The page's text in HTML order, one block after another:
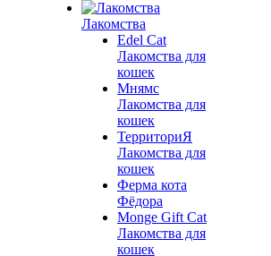
Лакомства
Edel Cat
Лакомства для
кошек
Мнямс
Лакомства для
кошек
ТерриториЯ
Лакомства для
кошек
Ферма кота
Фёдора
Monge Gift Cat
Лакомства для
кошек